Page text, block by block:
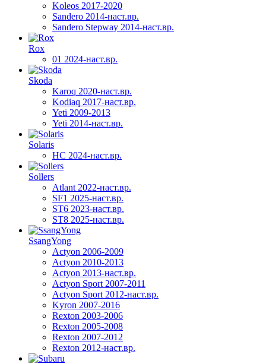
Koleos 2017-2020
Sandero 2014-наст.вр.
Sandero Stepway 2014-наст.вр.
Rox
01 2024-наст.вр.
Skoda
Karoq 2020-наст.вр.
Kodiaq 2017-наст.вр.
Yeti 2009-2013
Yeti 2014-наст.вр.
Solaris
HC 2024-наст.вр.
Sollers
Atlant 2022-наст.вр.
SF1 2025-наст.вр.
ST6 2023-наст.вр.
ST8 2025-наст.вр.
SsangYong
Actyon 2006-2009
Actyon 2010-2013
Actyon 2013-наст.вр.
Actyon Sport 2007-2011
Actyon Sport 2012-наст.вр.
Kyron 2007-2016
Rexton 2003-2006
Rexton 2005-2008
Rexton 2007-2012
Rexton 2012-наст.вр.